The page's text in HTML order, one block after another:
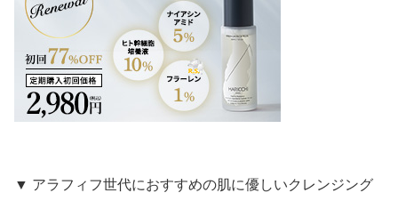
▼ アラフィフ世代におすすめの肌に優しいクレンジング